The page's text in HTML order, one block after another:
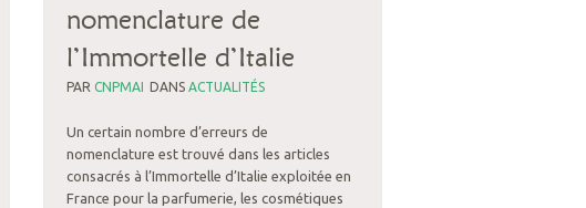
nomenclature de
l’Immortelle d’Italie
PARCNPMAI DANSACTUALITÉS
Un certain nombre d’erreurs de
nomenclature est trouvé dans les articles
consacrés à l’Immortelle d’Italie exploitée en
France pour la parfumerie, les cosmétiques